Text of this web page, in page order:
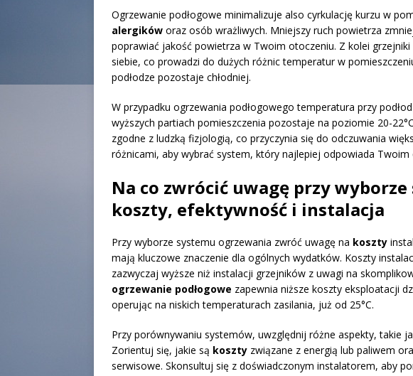
Ogrzewanie podłogowe minimalizuje also cyrkulację kurzu w
alergików oraz osób wrażliwych. Mniejszy ruch powietrza
poprawiać jakość powietrza w Twoim otoczeniu. Z kolei
siebie, co prowadzi do dużych różnic temperatur w
podłodze pozostaje chłodniej.
W przypadku ogrzewania podłogowego temperatura przy
wyższych partiach pomieszczenia pozostaje na poziomie 20-
zgodne z ludzką fizjologią, co przyczynia się do odczuwania
różnicami, aby wybrać system, który najlepiej odpowiada Twoim
Na co zwrócić uwagę przy
koszty, efektywność i instalacja
Przy wyborze systemu ogrzewania zwróć uwagę na koszty
mają kluczowe znaczenie dla ogólnych wydatków. Koszty
zazwyczaj wyższe niż instalacji grzejników z uwagi na
ogrzewanie podłogowe zapewnia niższe koszty eksploatacji
operując na niskich temperaturach zasilania, już od 25°C.
Przy porównywaniu systemów, uwzględnij różne aspekty, takie
Zorientuj się, jakie są koszty związane z energią lub paliwem
serwisowe. Skonsultuj się z doświadczonym instalatorem, aby